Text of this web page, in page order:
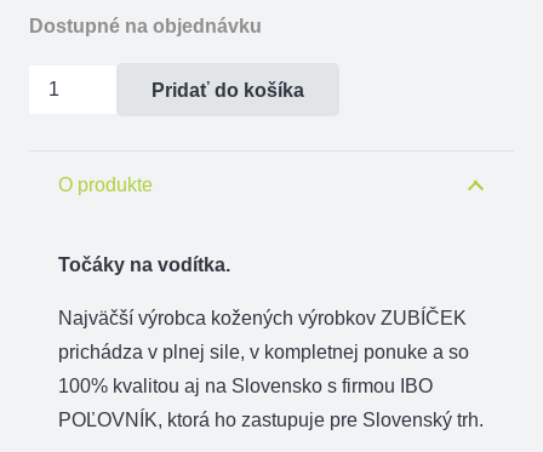
Dostupné na objednávku
množstvo
vodítka
Pridať do košíka
O produkte
Točáky na vodítka.
Najväčší výrobca kožených výrobkov ZUBÍČEK
prichádza v plnej sile, v kompletnej ponuke a so
100% kvalitou aj na Slovensko s firmou IBO
POĽOVNÍK, ktorá ho zastupuje pre Slovenský trh.